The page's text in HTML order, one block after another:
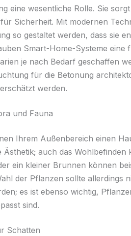
eine wesentliche Rolle. Sie
Sicherheit. Mit modernen
so gestaltet werden, dass sie
Smart-Home-Systeme eine
je nach Bedarf geschaffen
für die Betonung
werden.
und Fauna
Ihrem Außenbereich einen
auch das
ein kleiner Brunnen können
der Pflanzen sollte allerdings
es ist ebenso wichtig,
sind.
Schatten